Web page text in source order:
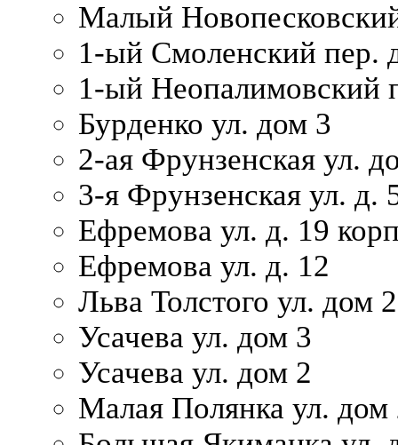
Малый
1-ый Смоленский пер.
1-ый Неопалимовский
Бурденко ул. дом 3
2-ая Фрунзенская ул.
3-я Фрунзенская ул. д.
Ефремова ул. д. 19
Ефремова ул. д. 12
Льва Толстого ул. дом
Усачева ул. дом 3
Усачева ул. дом 2
Малая Полянка ул. дом